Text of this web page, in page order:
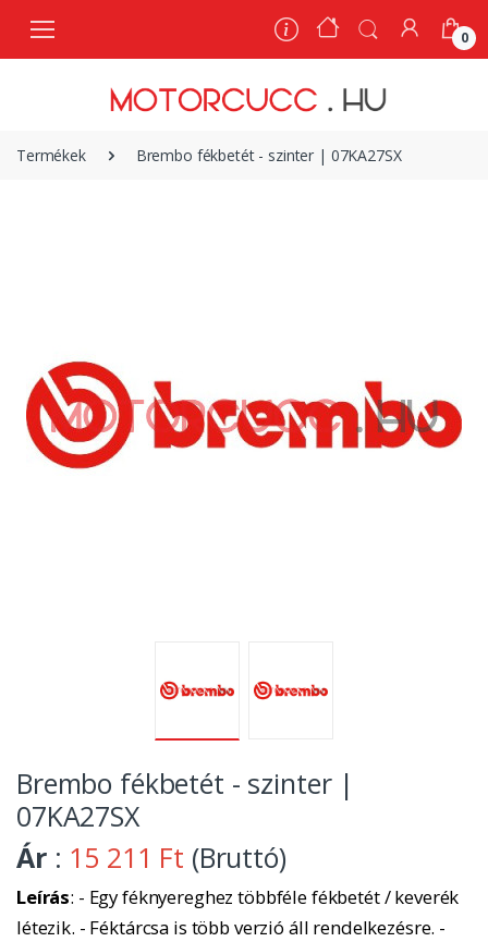
0
Termékek Brembo fékbetét - szinter | 07KA27SX
Brembo fékbetét - szinter |
07KA27SX
Ár : 15 211 Ft (Bruttó)
Leírás: - Egy féknyereghez többféle fékbetét / keverék
létezik. - Féktárcsa is több verzió áll rendelkezésre. -
0